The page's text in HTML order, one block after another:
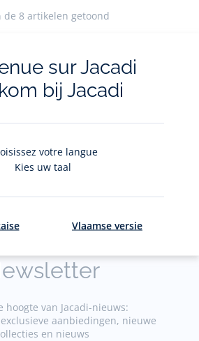
winkel
8 artikelen getoond
u
hoogte van Jacadi-nieuws:
aanbiedingen, nieuwe
en nieuws
sur Jacadi
bij Jacadi
votre langue
Kies uw taal
Vlaamse versie